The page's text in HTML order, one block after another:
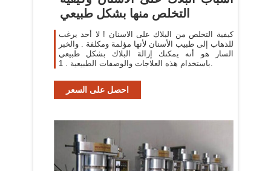
التخلص منها بشكل طبيعي
كيفية التخلص من البلاك على الاسنان ! لا أحد يرغب
للذهاب إلى طبيب الأسنان لأنها مؤلمة ومكلفة . والخبر
السار هو أنه يمكنك إزالة البلاك بشكل طبيعي
باستخدام هذه العلاجات والوصفات الطبيعية . 1.
احصل على السعر